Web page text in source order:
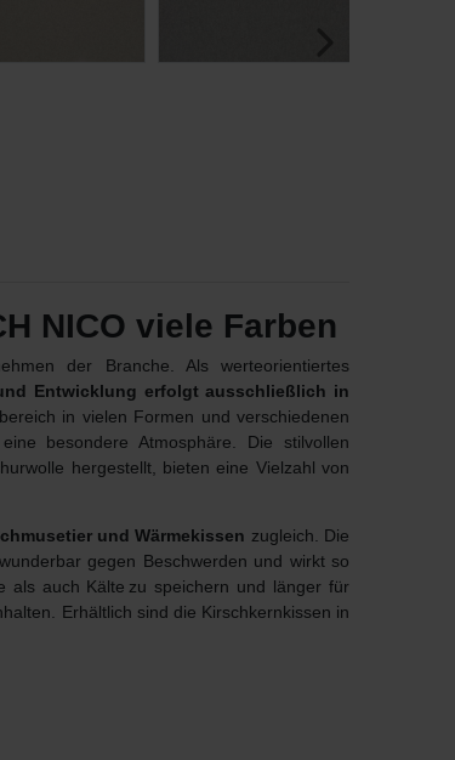
NICO viele Farben
der Branche. Als werteorientiertes
Entwicklung erfolgt ausschließlich in
in vielen Formen und verschiedenen
besondere Atmosphäre. Die stilvollen
hergestellt, bieten eine Vielzahl von
und Wärmekissen zugleich. Die
gegen Beschwerden und wirkt so
als auch Kälte zu speichern und länger für
Erhältlich sind die Kirschkernkissen in